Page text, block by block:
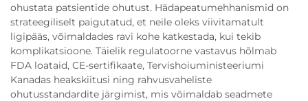
ohustata patsientide ohutust. Hädapeatumehhanismid on
strateegiliselt paigutatud, et neile oleks viivitamatult
ligipääs, võimaldades ravi kohe katkestada, kui tekib
komplikatsioone. Täielik regulatoorne vastavus hõlmab
FDA loataid, CE-sertifikaate, Tervishoiuministeeriumi
Kanadas heakskiitusi ning rahvusvaheliste
ohutusstandardite järgimist, mis võimaldab seadmete